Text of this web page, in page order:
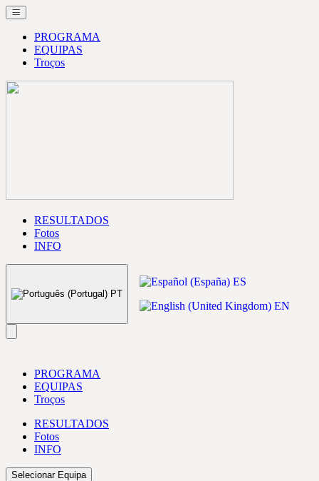
PROGRAMA
EQUIPAS
Troços
RESULTADOS
Fotos
INFO
PT
ES
EN
PROGRAMA
EQUIPAS
Troços
RESULTADOS
Fotos
INFO
Selecionar Equipa